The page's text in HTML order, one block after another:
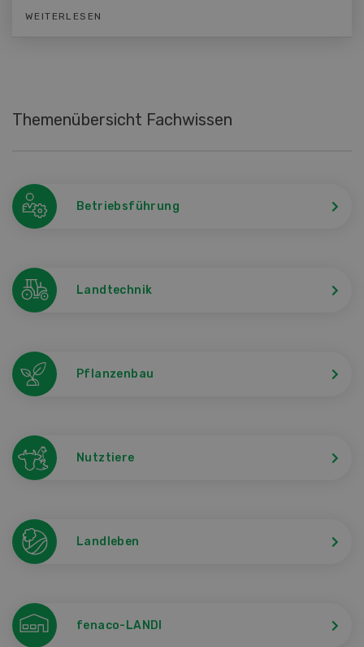
WEITERLESEN
Themenübersicht Fachwissen
Betriebsführung
Landtechnik
Pflanzenbau
Nutztiere
Landleben
fenaco-LANDI